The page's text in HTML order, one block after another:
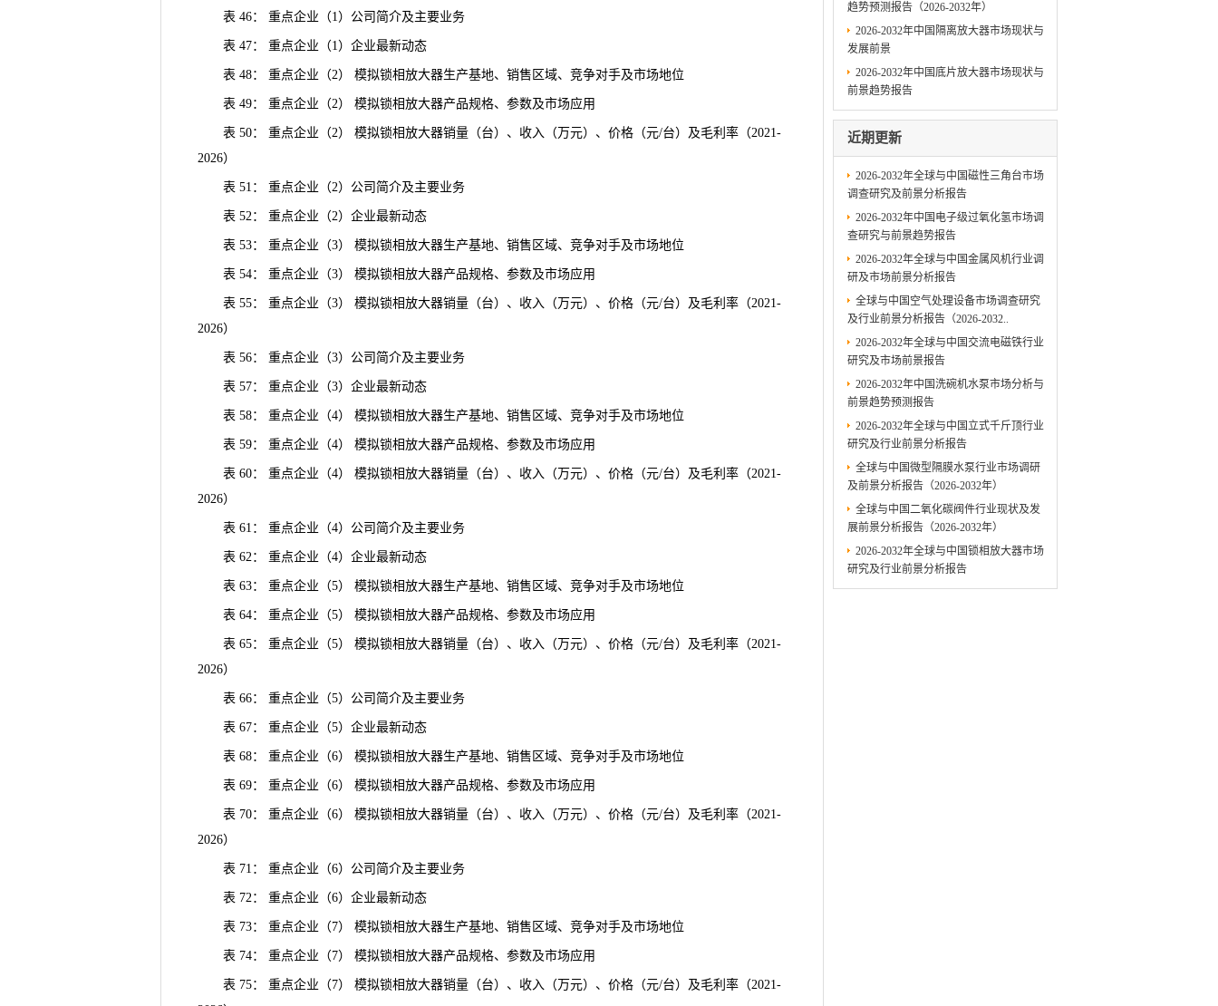
表 46： 重点企业（1）公司简介及主要业务
表 47： 重点企业（1）企业最新动态
表 48： 重点企业（2） 模拟锁相放大器生产基地、销售区域、竞争对手及市场地位
表 49： 重点企业（2） 模拟锁相放大器产品规格、参数及市场应用
表 50： 重点企业（2） 模拟锁相放大器销量（台）、收入（万元）、价格（元/台）及毛利率（2021-
2026）
表 51： 重点企业（2）公司简介及主要业务
表 52： 重点企业（2）企业最新动态
表 53： 重点企业（3） 模拟锁相放大器生产基地、销售区域、竞争对手及市场地位
表 54： 重点企业（3） 模拟锁相放大器产品规格、参数及市场应用
表 55： 重点企业（3） 模拟锁相放大器销量（台）、收入（万元）、价格（元/台）及毛利率（2021-
2026）
表 56： 重点企业（3）公司简介及主要业务
表 57： 重点企业（3）企业最新动态
表 58： 重点企业（4） 模拟锁相放大器生产基地、销售区域、竞争对手及市场地位
表 59： 重点企业（4） 模拟锁相放大器产品规格、参数及市场应用
表 60： 重点企业（4） 模拟锁相放大器销量（台）、收入（万元）、价格（元/台）及毛利率（2021-
2026）
表 61： 重点企业（4）公司简介及主要业务
表 62： 重点企业（4）企业最新动态
表 63： 重点企业（5） 模拟锁相放大器生产基地、销售区域、竞争对手及市场地位
表 64： 重点企业（5） 模拟锁相放大器产品规格、参数及市场应用
表 65： 重点企业（5） 模拟锁相放大器销量（台）、收入（万元）、价格（元/台）及毛利率（2021-
2026）
表 66： 重点企业（5）公司简介及主要业务
表 67： 重点企业（5）企业最新动态
表 68： 重点企业（6） 模拟锁相放大器生产基地、销售区域、竞争对手及市场地位
表 69： 重点企业（6） 模拟锁相放大器产品规格、参数及市场应用
表 70： 重点企业（6） 模拟锁相放大器销量（台）、收入（万元）、价格（元/台）及毛利率（2021-
2026）
表 71： 重点企业（6）公司简介及主要业务
表 72： 重点企业（6）企业最新动态
表 73： 重点企业（7） 模拟锁相放大器生产基地、销售区域、竞争对手及市场地位
表 74： 重点企业（7） 模拟锁相放大器产品规格、参数及市场应用
表 75： 重点企业（7） 模拟锁相放大器销量（台）、收入（万元）、价格（元/台）及毛利率（2021-
趋势预测报告（2026-2032年）
2026-2032年中国隔离放大器市场现状与
发展前景
2026-2032年中国底片放大器市场现状与
前景趋势报告
近期更新
2026-2032年全球与中国磁性三角台市场
调查研究及前景分析报告
2026-2032年中国电子级过氧化氢市场调
查研究与前景趋势报告
2026-2032年全球与中国金属风机行业调
研及市场前景分析报告
全球与中国空气处理设备市场调查研究
及行业前景分析报告（2026-2032..
2026-2032年全球与中国交流电磁铁行业
研究及市场前景报告
2026-2032年中国洗碗机水泵市场分析与
前景趋势预测报告
2026-2032年全球与中国立式千斤顶行业
研究及行业前景分析报告
全球与中国微型隔膜水泵行业市场调研
及前景分析报告（2026-2032年）
全球与中国二氧化碳阀件行业现状及发
展前景分析报告（2026-2032年）
2026-2032年全球与中国锁相放大器市场
研究及行业前景分析报告